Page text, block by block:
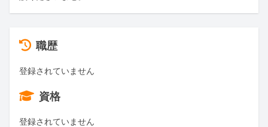
職歴
登録されていません
資格
登録されていません